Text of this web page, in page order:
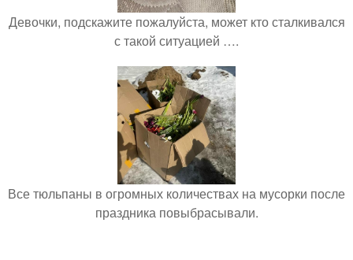
Девочки, подскажите пожалуйста, может кто сталкивался
с такой ситуацией ….
Все тюльпаны в огромных количествах на мусорки после
праздника повыбрасывали.